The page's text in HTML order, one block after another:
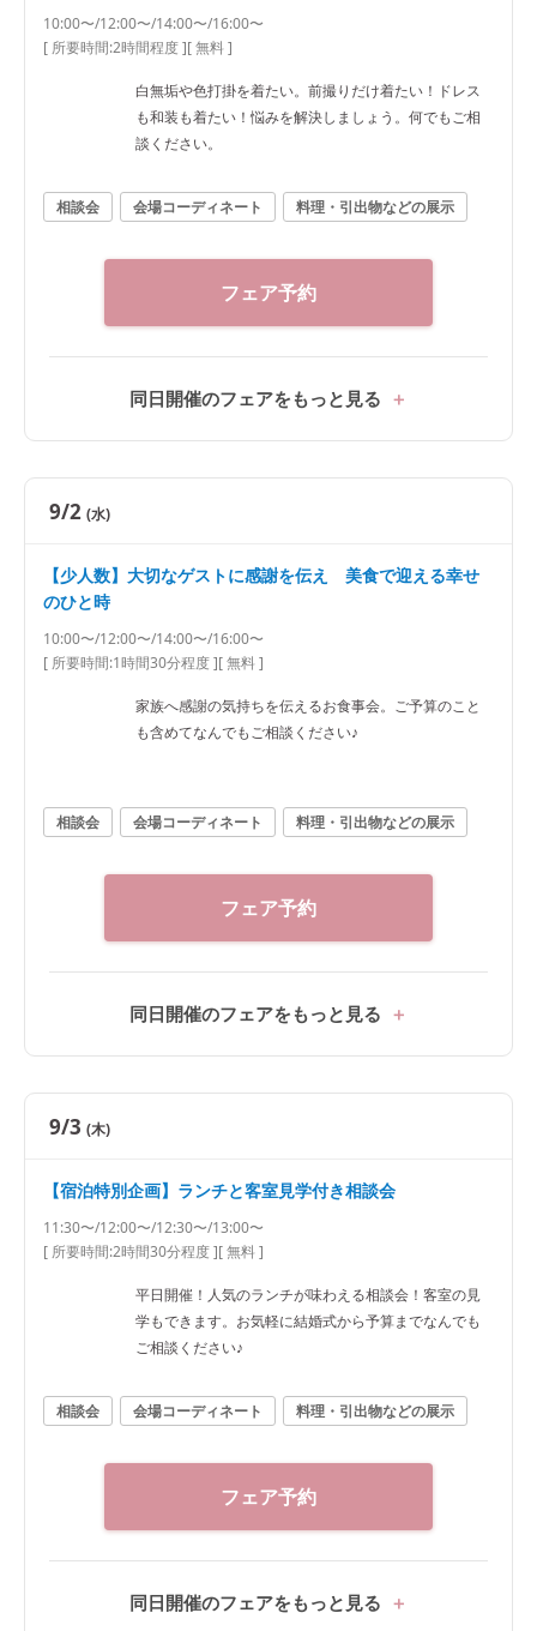
10:00〜/12:00〜/14:00〜/16:00〜
[ 所要時間:2時間程度][ 無料 ]
白無垢や色打掛を着たい。前撮りだけ着たい！ドレス
も和装も着たい！悩みを解決しましょう。何でもご相
談ください。
相談会 会場コーディネート 料理・引出物などの展示
フェア予約
同日開催のフェアをもっと見る
9/2 (水)
【少人数】大切なゲストに感謝を伝え 美食で迎える幸せ
のひと時
10:00〜/12:00〜/14:00〜/16:00〜
[ 所要時間:1時間30分程度][ 無料 ]
家族へ感謝の気持ちを伝えるお食事会。ご予算のこと
も含めてなんでもご相談ください♪
相談会 会場コーディネート 料理・引出物などの展示
フェア予約
同日開催のフェアをもっと見る
9/3 (木)
【宿泊特別企画】ランチと客室見学付き相談会
11:30〜/12:00〜/12:30〜/13:00〜
[ 所要時間:2時間30分程度][ 無料 ]
平日開催！人気のランチが味わえる相談会！客室の見
学もできます。お気軽に結婚式から予算までなんでも
ご相談ください♪
相談会 会場コーディネート 料理・引出物などの展示
フェア予約
同日開催のフェアをもっと見る